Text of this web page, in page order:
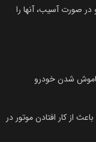
صورت آسیب، آنها را
شدن خودرو
از کار افتادن موتور در